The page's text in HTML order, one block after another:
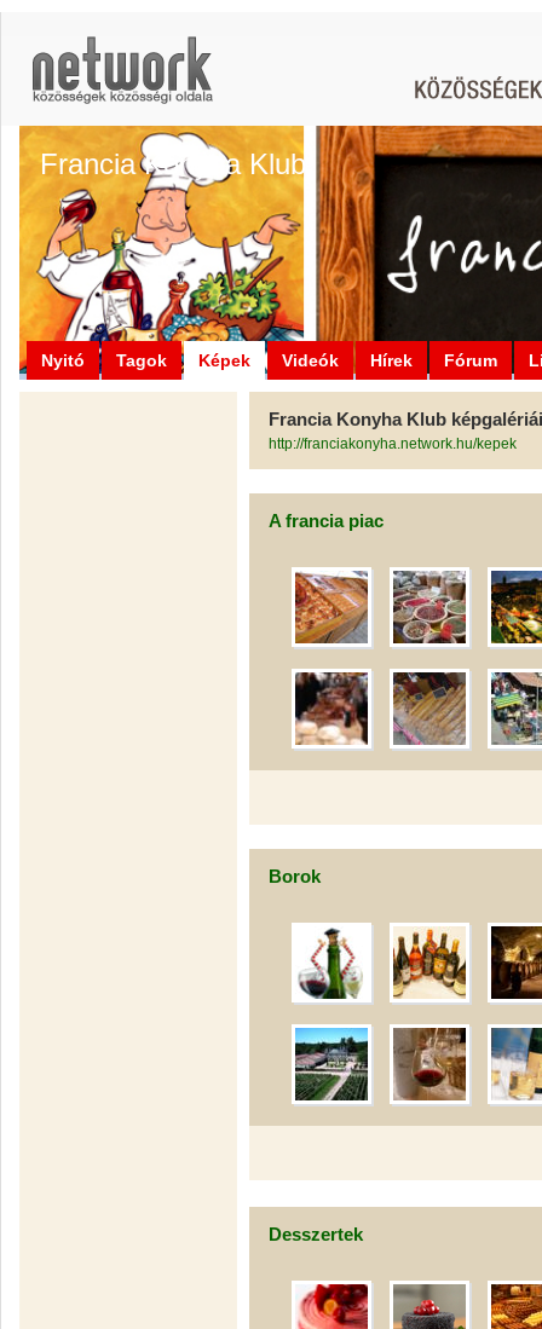
Francia Konyha Klub
Nyitó Tagok Képek Videók Hírek Fórum
Francia Konyha Klub képgalériái
http://franciakonyha.network.hu/kepek
A francia piac
Borok
Desszertek